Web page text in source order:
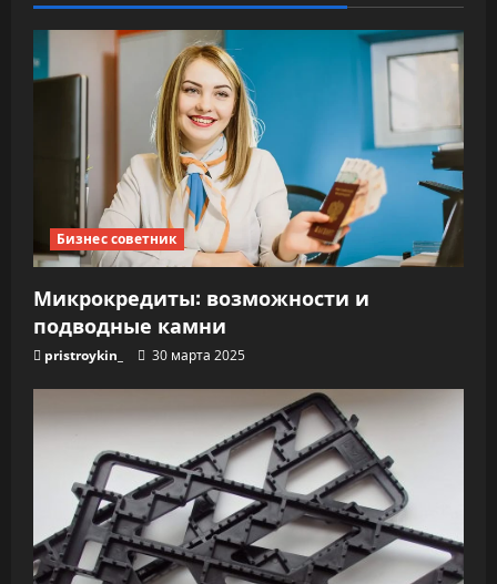
Бизнес советник
Микрокредиты: возможности и
подводные камни
pristroykin_ 30 марта 2025